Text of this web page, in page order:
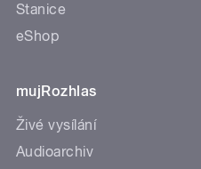
Stanice
eShop
mujRozhlas
Živé vysílání
Audioarchiv